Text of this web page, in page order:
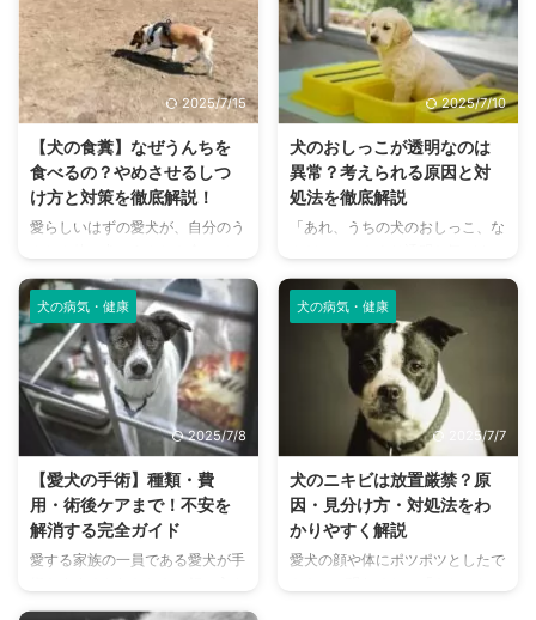
は、もしかしたらてんかんかもし
れません。 てんかんは犬にとっ
て一般的な神経疾患の一つです
が、適切な知識と対処法を知って
いれば、愛犬が発作を起こしても
ることができます。 この記事で
は、てんかん発作のサインから原
因、発作中の適切な対応、診断方
法、治療、そして飼い主さんがで
持つ愛犬と飼い主が安心して暮ら
す ...
歩中に立ち止まって動かなくなっ
たり、あるいはトイレの場所を忘
れて粗相をしてしまったり…。こ
れらは、犬の認知症、正式には
「犬の認知機能不全症候群
インかもしれません。 犬の認知
症は、人間と同じように加齢とと
もに脳機能が低下することで起こ
る病気です。早期に症状に気づ
ことで、その進行を緩やかにし、
愛犬がより ...
2025/7/15
【犬の食糞】なぜうんちを
食べるの？やめさせるしつ
け方と対策を徹底解説！
愛らしいはずの愛犬が、自分のう
るのを見て、驚きや戸惑いを隠せ
ない飼い主さんは少なくありませ
ん。 なぜ犬はそのような行動を
するのでしょうか？病気なのか、
それとも何か伝えたいことがある
のか、さまざまな疑問が頭をよぎ
るかもしれません。 この記事で
は、犬がうんちを食べてしまう行
裏に隠された心理や身体的な理由
を深く掘り下げます。 そして、
この行動を改善するための効果的
なしつけ方、日々の食事でできる
べきケースまで、獣医師のアドバ
2025/7/10
犬のおしっこが透明なのは
異常？考えられる原因と対
処法を徹底解説
「あれ、うちの犬のおしっこ、な
る…これって大丈夫？」愛犬の健
康を気遣う飼い主さんなら、一度
はこんな風に感じたことがあるか
もしれません。 普段は少し黄色
味を帯びているはずのおしっこが
透明だと、不安になりますよね。
もしかして病気なのでは、と心配
になる方もいるでしょう。 この
になる原因について、生理的なも
のから病気まで幅広く解説しま
す。愛犬の異変にいち早く気づ
き、適切な対応をするために、ぜ
犬の病気・健康
2025/7/8
【愛犬の手術】種類・費
用・術後ケアまで！不安を
解消する完全ガイド
愛する家族の一員である愛犬が手
んにとってその決断はとても重
犬の病気・健康
2025/7/7
犬のニキビは放置厳禁？原
因・見分け方・対処法をわ
かりやすく解説
愛犬の顔や体にポツポツとしたで